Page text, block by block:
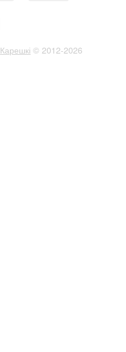
Карешкі © 2012-2026